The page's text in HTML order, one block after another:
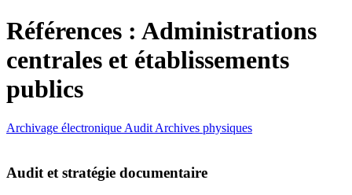
Références : Administrations
centrales et établissements
publics
Archivage électronique Audit Archives physiques
Audit et stratégie documentaire